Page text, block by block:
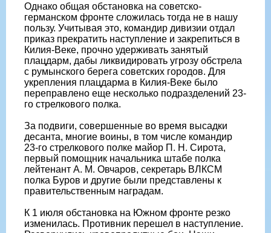
Однако общая обстановка на советско-
германском фронте сложилась тогда не в нашу
пользу. Учитывая это, командир дивизии отдал
приказ прекратить наступление и закрепиться в
Килия-Веке, прочно удерживать занятый
плацдарм, дабы ликвидировать угрозу обстрела
с румынского берега советских городов. Для
укрепления плацдарма в Килия-Веке было
переправлено еще несколько подразделений 23-
го стрелкового полка.
За подвиги, совершенные во время высадки
десанта, многие воины, в том числе командир
23-го стрелкового полке майор П. Н. Сирота,
первый помощник начальника штабе полка
лейтенант А. М. Овчаров, секретарь ВЛКСМ
полка Буров и другие были представлены к
правительственным наградам.
К 1 июля обстановка на Южном фронте резко
изменилась. Противник перешел в наступление.